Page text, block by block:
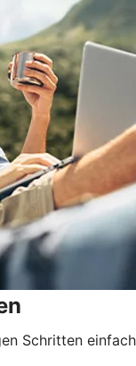
Schritten einfach